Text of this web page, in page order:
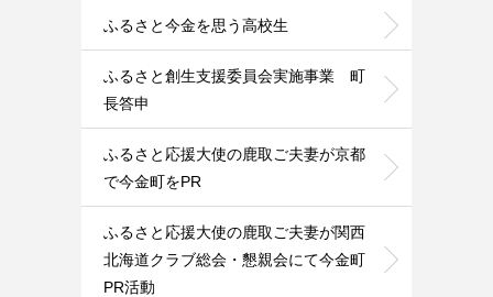
ふるさと今金を思う高校生
ふるさと創生支援委員会実施事業 町
長答申
ふるさと応援大使の鹿取ご夫妻が京都
で今金町をPR
ふるさと応援大使の鹿取ご夫妻が関西
北海道クラブ総会・懇親会にて今金町
PR活動